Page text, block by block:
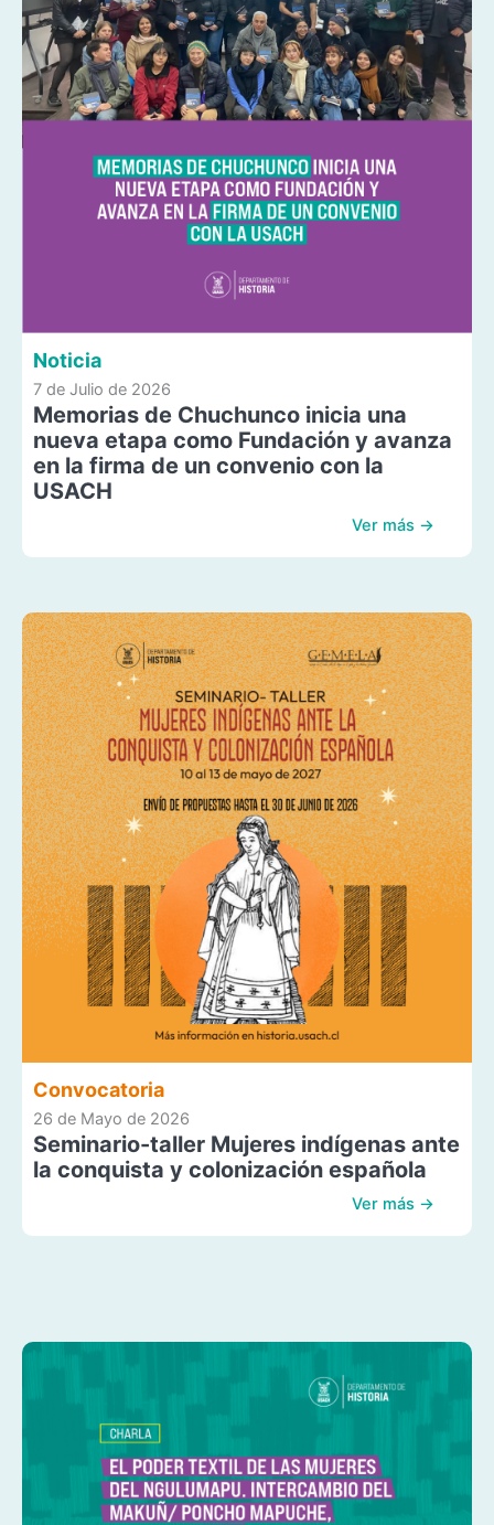
Noticia
7 de Julio de 2026
Memorias de Chuchunco inicia una
nueva etapa como Fundación y avanza
en la firma de un convenio con la
USACH
Ver más →
Convocatoria
26 de Mayo de 2026
Seminario-taller Mujeres indígenas ante
la conquista y colonización española
Ver más →